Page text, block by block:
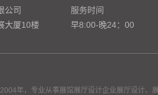
公司
大厦10楼
服务时间
早8:00-晚24：00
年，专业从事展馆展厅设计企业展厅设计、